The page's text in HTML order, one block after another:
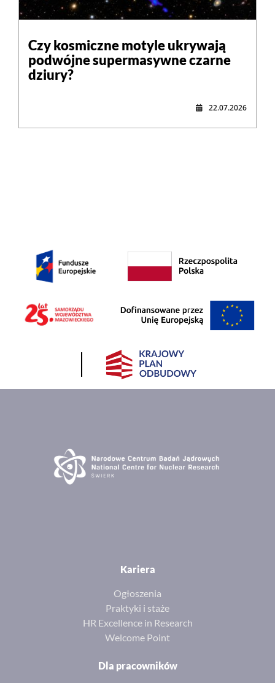
Czy kosmiczne motyle ukrywają
podwójne supermasywne czarne
dziury?
22.07.2026
Kariera
Ogłoszenia
Praktyki i staże
HR Excellence in Research
Welcome Point
Dla pracowników